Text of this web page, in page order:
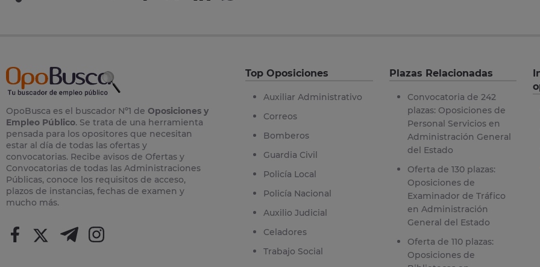
OpoBusca es el buscador Nº1 de Oposiciones y
Empleo Público. Se trata de una herramienta
pensada para los opositores que necesitan
estar al día de todas las ofertas y
convocatorias. Recibe avisos de Ofertas y
Convocatorias de todas las Administraciones
Públicas, conoce los requisitos de acceso,
plazos de instancias, fechas de examen y
mucho más.
Top Oposiciones
Auxiliar Administrativo
Correos
Bomberos
Guardia Civil
Policía Local
Policía Nacional
Auxilio Judicial
Celadores
Trabajo Social
Plazas Relacionadas
Convocatoria de 242
plazas: Oposiciones de
Personal Servicios en
Administración General
del Estado
Oferta de 130 plazas:
Oposiciones de
Examinador de Tráfico
en Administración
General del Estado
Oferta de 110 plazas:
Oposiciones de